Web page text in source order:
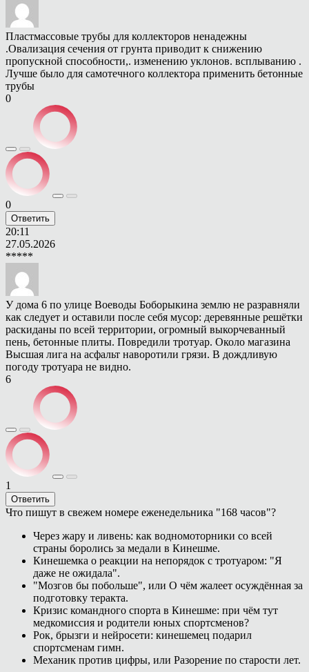
Пластмассовые трубы для коллекторов ненадежны
.Овализация сечения от грунта приводит к снижению
пропускной способности,. изменению уклонов. всплыванию .
Лучше было для самотечного коллектора применить бетонные
трубы
0
0
Ответить
20:11
27.05.2026
*****
У дома 6 по улице Воеводы Боборыкина землю не разравняли
как следует и оставили после себя мусор: деревянные решётки
раскиданы по всей территории, огромный выкорчеванный
пень, бетонные плиты. Повредили тротуар. Около магазина
Высшая лига на асфальт наворотили грязи. В дождливую
погоду тротуара не видно.
6
1
Ответить
Что пишут в свежем номере еженедельника "168 часов"?
Через жару и ливень: как водномоторники со всей
страны боролись за медали в Кинешме.
Кинешемка о реакции на непорядок с тротуаром: "Я
даже не ожидала".
"Мозгов бы побольше", или О чём жалеет осуждённая за
подготовку теракта.
Кризис командного спорта в Кинешме: при чём тут
медкомиссия и родители юных спортсменов?
Рок, брызги и нейросети: кинешемец подарил
спортсменам гимн.
Механик против цифры, или Разорение по старости лет.